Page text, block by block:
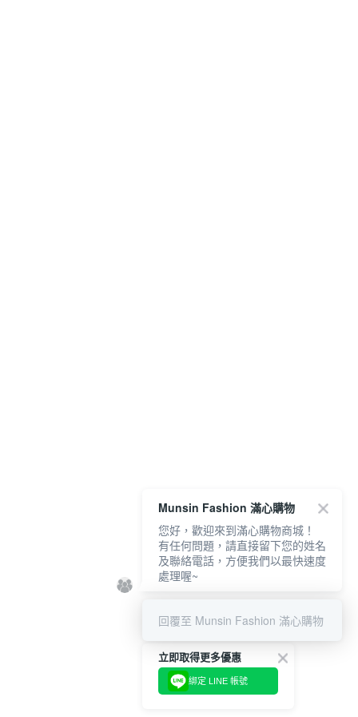
立即取得更多優惠
綁定 LINE 帳號
Munsin Fashion 滿心購物
您好，歡迎來到滿心購物商城！
有任何問題，請直接留下您的姓名
及聯絡電話，方便我們以最快速度
處理喔~
回覆至 Munsin Fashion 滿心購物